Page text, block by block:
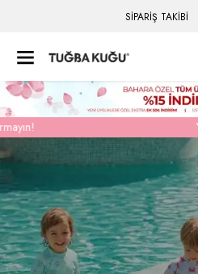
SİPARİŞ TAKİBİ
Yeni Üyelere Özel 50₺ İndirim